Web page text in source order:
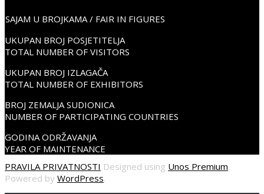
SAJAM U BROJKAMA / FAIR IN FIGURES
UKUPAN BROJ POSJETITELJA
TOTAL NUMBER OF VISITORS
UKUPAN BROJ IZLAGAČA
TOTAL NUMBER OF EXHIBITORS
BROJ ZEMALJA SUDIONICA
NUMBER OF PARTICIPATING COUNTRIES
GODINA ODRŽAVANJA
YEAR OF MAINTENANCE
PRAVILA PRIVATNOSTI Designed using Unos Premium.
Powered by WordPress.